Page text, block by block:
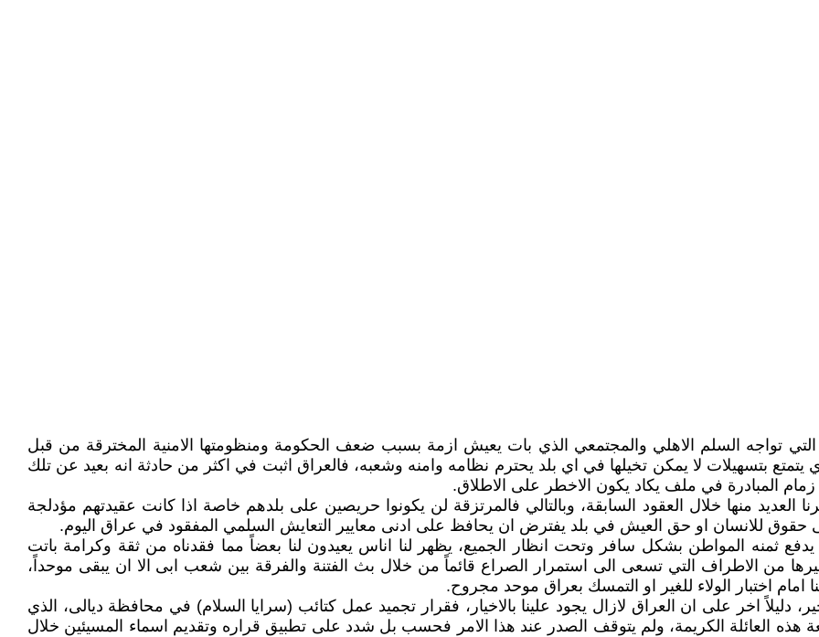
تواجه السلم الاهلي والمجتمعي الذي بات يعيش ازمة بسبب ضعف الحكومة ومنظومتها الامنية المخترقة من قبل
بتسهيلات لا يمكن تخيلها في اي بلد يحترم نظامه وامنه وشعبه، فالعراق اثبت في اكثر من حادثة انه بعيد عن تلك
المبادرة في ملف يكاد يكون الاخطر على الاطلاق.
العديد منها خلال العقود السابقة، وبالتالي فالمرتزقة لن يكونوا حريصين على بلدهم خاصة اذا كانت عقيدتهم مؤدلجة
حقوق للانسان او حق العيش في بلد يفترض ان يحافظ على ادنى معايير التعايش السلمي المفقود في عراق اليوم.
ثمنه المواطن بشكل سافر وتحت انظار الجميع، يظهر لنا اناس يعيدون لنا بعضاً مما فقدناه من ثقة وكرامة باتت
من الاطراف التي تسعى الى استمرار الصراع قائماً من خلال بث الفتنة والفرقة بين شعب ابى الا ان يبقى موحداً،
اختبار الولاء للغير او التمسك بعراق موحد مجروح.
دليلاً اخر على ان العراق لازال يجود علينا بالاخيار، فقرار تجميد عمل كتائب (سرايا السلام) في محافظة ديالى، الذي
العائلة الكريمة، ولم يتوقف الصدر عند هذا الامر فحسب بل شدد على تطبيق قراره وتقديم اسماء المسيئين خلال